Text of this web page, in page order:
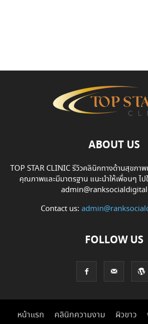
ABOUT US
TOP STAR CLINIC รีวิวคลินิกทางด้านสุขภา
คุณภาพและมีมาตรฐาน แนะนำให้เพื่อนๆ ไ
Contact us:
FOLLOW US
หน้าแรก คลินิกความงาม ผิวขาว